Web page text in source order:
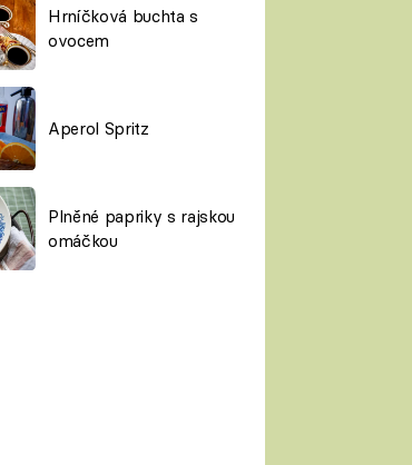
Hrníčková buchta s
ovocem
Aperol Spritz
Plněné papriky s rajskou
omáčkou